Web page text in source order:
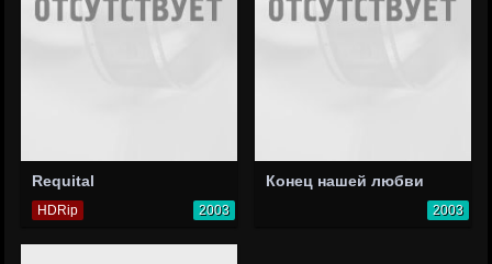
Requital
HDRip 2003
Конец нашей любви
2003